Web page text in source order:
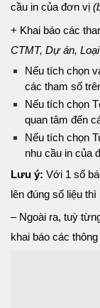
cầu in của đơn vị
+ Khai báo các
CTMT, Dự án,
Nếu tích chọn
các tham số
Nếu tích chọn
quan tâm đến
Nếu tích chọn
nhu cầu in của
Lưu ý: Với 1 số
lên đúng số liệu
– Ngoài ra, tuỳ
khai báo các